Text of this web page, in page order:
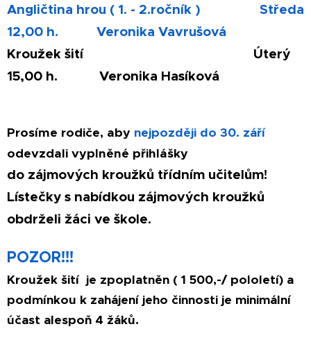
Angličtina hrou ( 1. - 2.ročník ) Středa
12,00 h. Veronika Vavrušová
Kroužek šití Úterý
15,00 h. Veronika Hasíková
Prosíme rodiče, aby nejpozději do 30. září
odevzdali vyplněné přihlášky
do zájmových kroužků třídním učitelům!
Lístečky s nabídkou zájmových kroužků
obdrželi žáci ve škole.
POZOR!!!
Kroužek šití je zpoplatněn ( 1 500,-/ pololetí) a
podmínkou k zahájení jeho činnosti je minimální
účast alespoň 4 žáků.